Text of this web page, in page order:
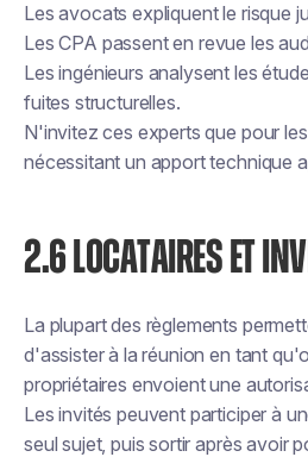
Les avocats expliquent le risque
Les CPA passent en revue les
Les ingénieurs analysent les
fuites structurelles.
N'invitez ces experts que pour
nécessitant un apport technique
2.6 LOCATAIRES ET
La plupart des règlements
d'assister à la réunion en tant
propriétaires envoient une
Les invités peuvent participer à
seul sujet, puis sortir après avoir